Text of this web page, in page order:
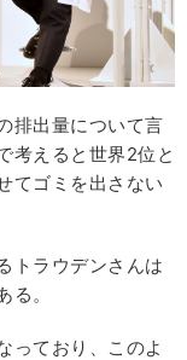
排出量について言
考えると世界2位と
てゴミを出さない
トラウデンさんは
る。
っており、このよ